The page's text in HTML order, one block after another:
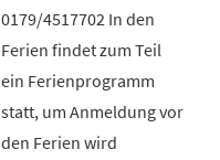
0179/4517702 In den
Ferien findet zum Teil
ein Ferienprogramm
statt, um Anmeldung vor
den Ferien wird